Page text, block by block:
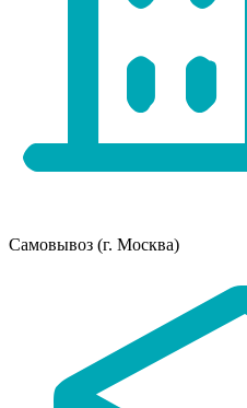
Самовывоз (г. Москва)